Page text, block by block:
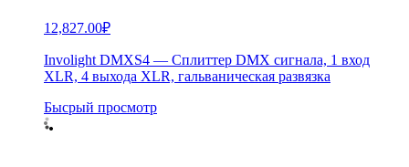
12,827.00₽
Involight DMXS4 — Сплиттер DMX сигнала, 1 вход
XLR, 4 выхода XLR, гальваническая развязка
Бысрый просмотр